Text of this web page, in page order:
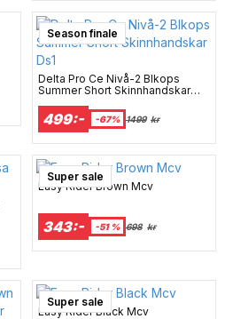
Season finale
Delta Pro Ce Nivå-2 Blkops
Summer Short Skinnhandskar
499:- -67% 1499 kr
Super sale
Easy Rider Brown Mcv
343:- -51 % 698 kr
Super sale
Easy Rider Black Mcv